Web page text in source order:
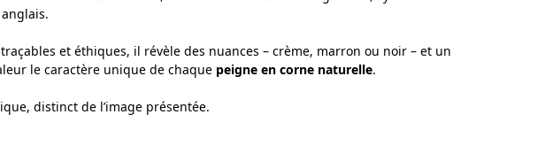
anglais.
et éthiques, il révèle des nuances – crème, marron ou noir – et un
le caractère unique de chaque peigne en corne naturelle.
distinct de l’image présentée.